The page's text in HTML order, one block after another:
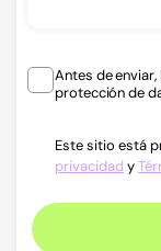
Antes de
protección de
Este sitio está
privacidad y